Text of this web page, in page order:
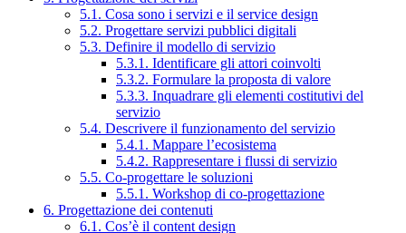
5.1. Cosa sono i servizi e il service design
5.2. Progettare servizi pubblici digitali
5.3. Definire il modello di servizio
5.3.1. Identificare gli attori coinvolti
5.3.2. Formulare la proposta di valore
5.3.3. Inquadrare gli elementi costitutivi del
servizio
5.4. Descrivere il funzionamento del servizio
5.4.1. Mappare l’ecosistema
5.4.2. Rappresentare i flussi di servizio
5.5. Co-progettare le soluzioni
5.5.1. Workshop di co-progettazione
6. Progettazione dei contenuti
6.1. Cos’è il content design